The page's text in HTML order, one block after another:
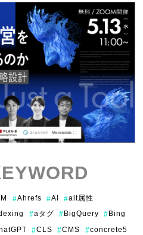
#Ahrefs #AI #alt属性
#aタグ # BigQuery # Bing
#CLS #CMS #concrete5